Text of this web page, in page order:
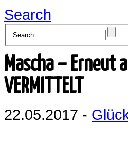
Search
Mascha – Erneut
VERMITTELT
22.05.2017 -